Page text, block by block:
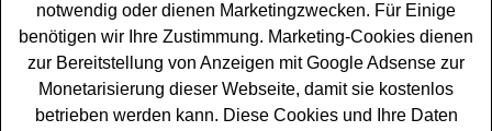
Anzeige:
DM Gewinnspiel -
Einkaufsgutschein gewinnen
notwendig oder dienen Marketingzwecken. Für Einige
benötigen wir Ihre Zustimmung. Marketing-Cookies dienen
zur Bereitstellung von Anzeigen mit Google Adsense zur
Monetarisierung dieser Webseite, damit sie kostenlos
betrieben werden kann. Diese Cookies und Ihre Daten